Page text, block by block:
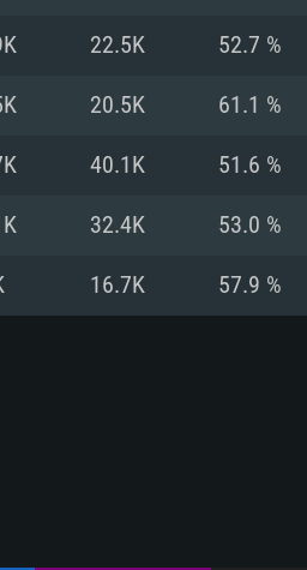
트)
Mac 버전
트)
상
네트
여유
라이버를
원 해상도
와 동
지원
22.5K 52.7 %
20.5K 61.1 %
40.1K 51.6 %
32.4K 53.0 %
16.7K 57.9 %